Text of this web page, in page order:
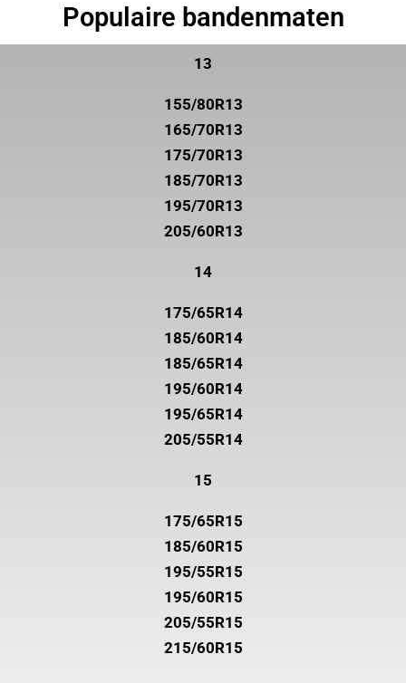
Populaire bandenmaten
13
155/80R13
165/70R13
175/70R13
185/70R13
195/70R13
205/60R13
14
175/65R14
185/60R14
185/65R14
195/60R14
195/65R14
205/55R14
15
175/65R15
185/60R15
195/55R15
195/60R15
205/55R15
215/60R15